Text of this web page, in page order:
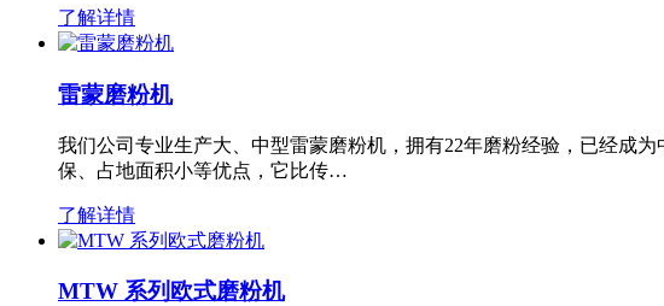
了解详情
雷蒙磨粉机
我们公司专业生产大、中型雷蒙磨粉机，拥有22年磨粉经验，已经成
保、占地面积小等优点，它比传…
了解详情
MTW 系列欧式磨粉机